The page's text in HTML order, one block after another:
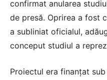
confirmat anularea
de presă. Oprirea a fost
a subliniat oficialul,
conceput studiul a
Proiectul era finanțat